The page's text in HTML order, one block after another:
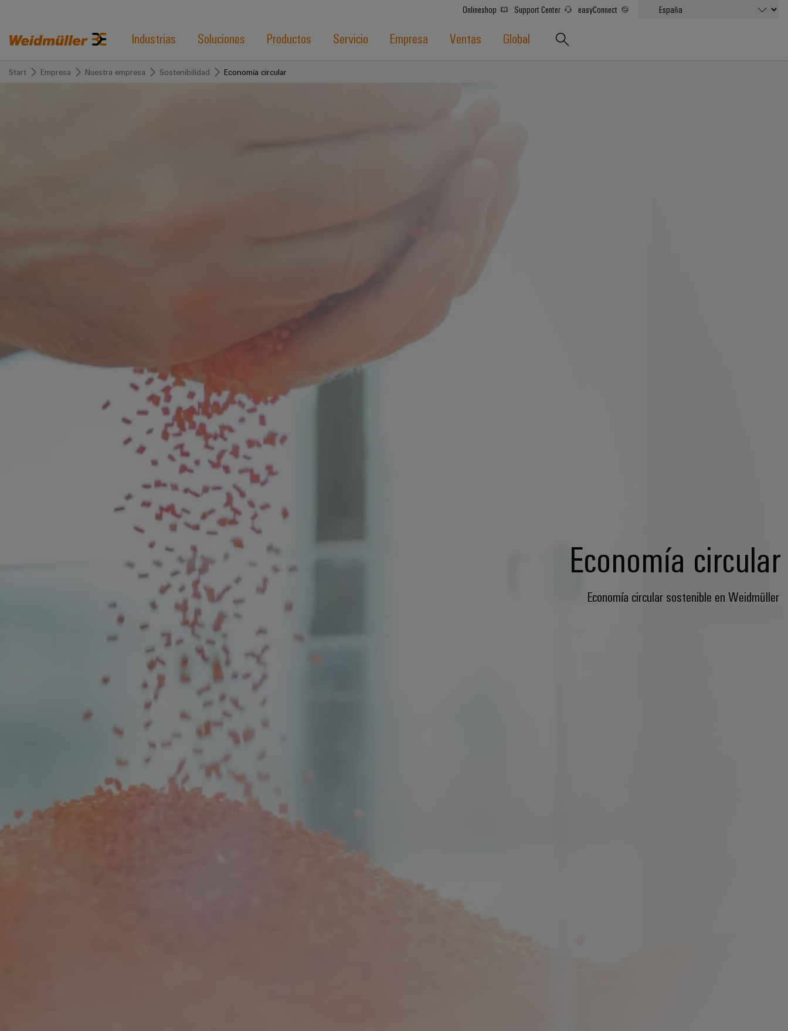
Onlineshop Support Center easyConnect
Industrias Soluciones Productos Servicio Empresa Ventas Global
Start Empresa Nuestra empresa Sostenibilidad Economía circular
Economía circular
Economía circular sostenible en Weidmüller